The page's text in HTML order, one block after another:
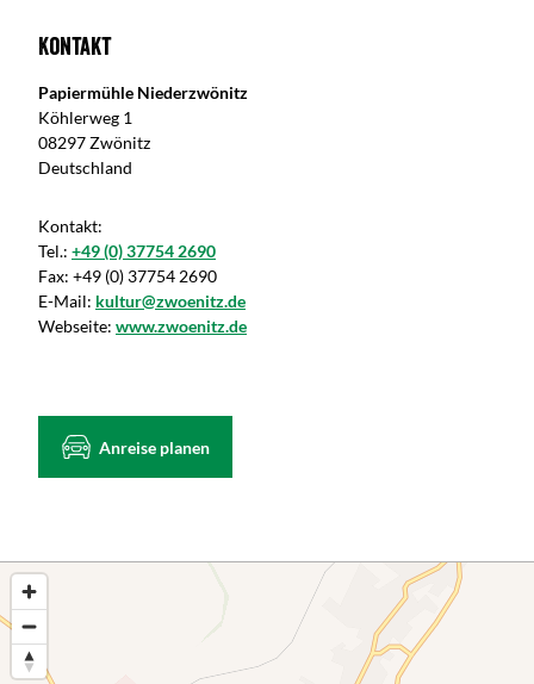
Kontakt
Papiermühle Niederzwönitz
Köhlerweg 1
08297 Zwönitz
Deutschland
Kontakt:
Tel.: +49 (0) 37754 2690
Fax: +49 (0) 37754 2690
E-Mail: kultur@zwoenitz.de
Webseite: www.zwoenitz.de
Anreise planen